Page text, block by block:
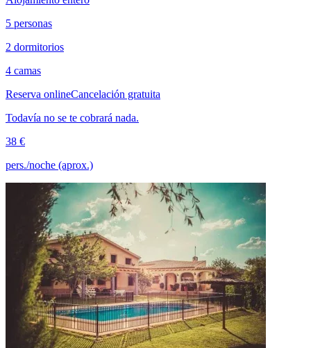
5 personas
2 dormitorios
4 camas
Reserva onlineCancelación gratuita
Todavía no se te cobrará nada.
38 €
pers./noche (aprox.)